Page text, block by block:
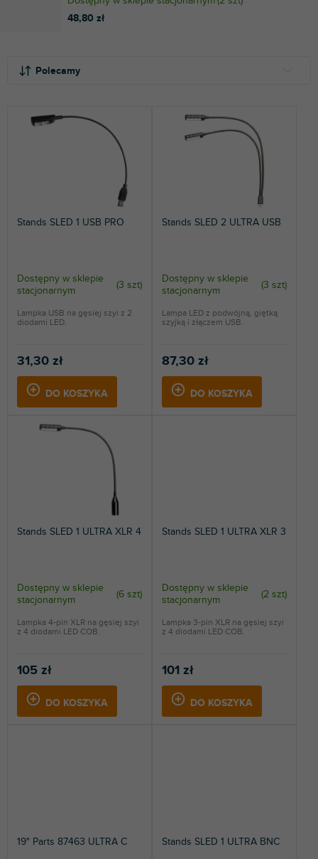
48,80 zł
Polecamy
NAJDROŻSZE
NAJCZĘŚCIEJ SPRZEDAWANE
Stands SLED 1 USB PRO
Dostępny w sklepie
stacjonarnym
(3 szt)
31,30 zł
DO KOSZYKA
Lampka USB na gęsiej szyi z 2
diodami LED.
Stands SLED 2 ULTRA USB
Dostępny w sklepie
stacjonarnym
(3 szt)
87,30 zł
DO KOSZYKA
Lampa LED z podwójną, giętką
szyjką i złączem USB.
Stands SLED 1 ULTRA XLR 4
Dostępny w sklepie
stacjonarnym
(6 szt)
105 zł
DO KOSZYKA
Lampka 4-pin XLR na gęsiej szyi
z 4 diodami LED COB.
Stands SLED 1 ULTRA XLR 3
Dostępny w sklepie
stacjonarnym
(2 szt)
101 zł
DO KOSZYKA
Lampka 3-pin XLR na gęsiej szyi
z 4 diodami LED COB.
19" Parts 87463 ULTRA C Stands SLED 1 ULTRA BNC